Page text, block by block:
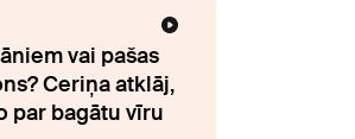
vai pašas
Ceriņa atklāj,
par bagātu vīru